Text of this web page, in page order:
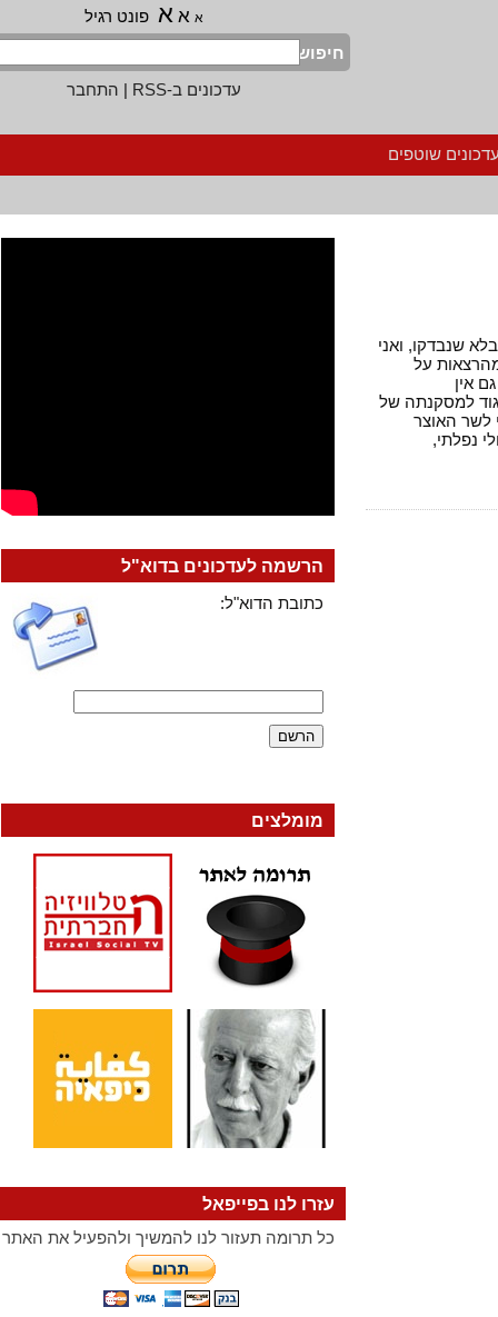
א א פונט רגיל
חיפוש
עדכונים ב-RSS
|התחבר
שוטפים
ואני
על
למסקנתה של
לשר האוצר
הרשמה לעדכונים בדוא"ל
כתובת הדוא"ל:
מומלצים
עזרו לנו בפייפאל
כל תרומה תעזור לנו להמשיך ולהפעיל את האתר